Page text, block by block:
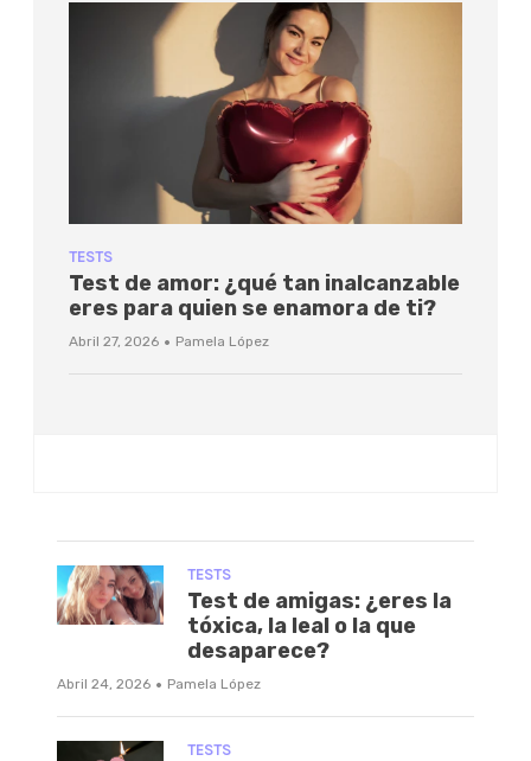
TESTS
Test de amor: ¿qué tan inalcanzable
eres para quien se enamora de ti?
Abril 27, 2026 · Pamela López
TESTS
Test de amigas: ¿eres la
tóxica, la leal o la que
desaparece?
Abril 24, 2026 · Pamela López
TESTS